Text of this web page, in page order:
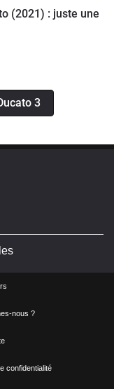
(2021) : juste une
3
nous ?
confidentialité